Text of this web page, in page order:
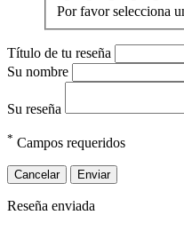
Por favor selecciona
Título de tu reseña
Su nombre
Su reseña
* Campos requeridos
Cancelar Enviar
Reseña enviada